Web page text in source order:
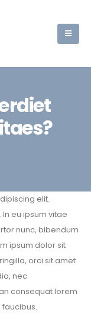
elit.
eu ipsum vitae
nunc, bibendum
ipsum dolor sit
orci sit amet
nec
consequat lorem